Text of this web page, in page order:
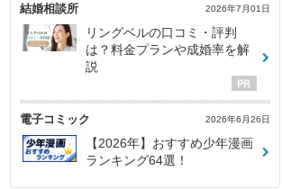
結婚相談所 2026年7月01日
リングベルの口コミ・評判
は？料金プランや成婚率を解
説
電子コミック 2026年6月26日
【2026年】おすすめ少年漫画
ランキング64選！